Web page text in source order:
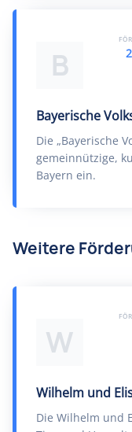
B
Bayerische
Die „Bayerische
gemeinnützige,
Bayern ein.
Weitere
W
Wilhelm und
Die Wilhelm und